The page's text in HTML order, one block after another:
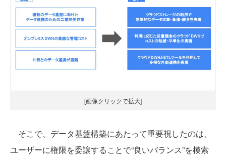
[画像クリックで拡大]
そこで、データ基盤構築にあたって重要視したのは、
ユーザーに権限を委譲することで“良いバランス”を模索